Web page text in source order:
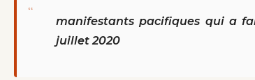
“
manifestants pacifiques qui a
juillet 2020